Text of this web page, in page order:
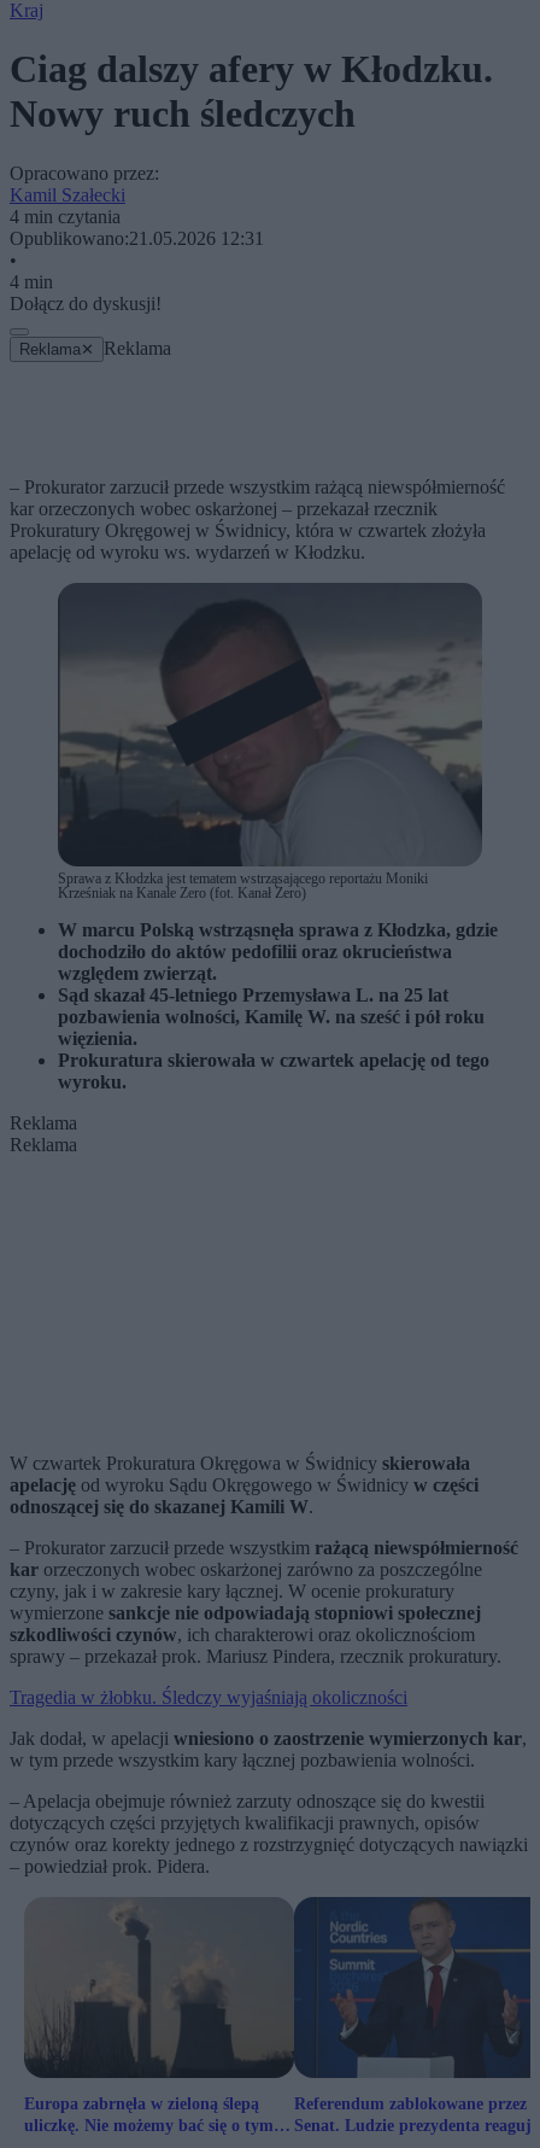
Kraj
Ciag dalszy afery w Kłodzku.
Nowy ruch śledczych
Opracowano przez:
Kamil Szałecki
4 min czytania
Opublikowano:21.05.2026 12:31
•
4 min
Dołącz do dyskusji!
Reklama ✕ Reklama
– Prokurator zarzucił przede wszystkim rażącą niewspółmierność
kar orzeczonych wobec oskarżonej – przekazał rzecznik
Prokuratury Okręgowej w Świdnicy, która w czwartek złożyła
apelację od wyroku ws. wydarzeń w Kłodzku.
Sprawa z Kłodzka jest tematem wstrząsającego reportażu Moniki
Krześniak na Kanale Zero (fot. Kanał Zero)
W marcu Polską wstrząsnęła sprawa z Kłodzka, gdzie
dochodziło do aktów pedofilii oraz okrucieństwa
względem zwierząt.
Sąd skazał 45-letniego Przemysława L. na 25 lat
pozbawienia wolności, Kamilę W. na sześć i pół roku
więzienia.
Prokuratura skierowała w czwartek apelację od tego
wyroku.
Reklama
Reklama
W czwartek Prokuratura Okręgowa w Świdnicy skierowała
apelację od wyroku Sądu Okręgowego w Świdnicy w części
odnoszącej się do skazanej Kamili W.
– Prokurator zarzucił przede wszystkim rażącą niewspółmierność
kar orzeczonych wobec oskarżonej zarówno za poszczególne
czyny, jak i w zakresie kary łącznej. W ocenie prokuratury
wymierzone sankcje nie odpowiadają stopniowi społecznej
szkodliwości czynów, ich charakterowi oraz okolicznościom
sprawy – przekazał prok. Mariusz Pindera, rzecznik prokuratury.
Tragedia w żłobku. Śledczy wyjaśniają okoliczności
Jak dodał, w apelacji wniesiono o zaostrzenie wymierzonych kar,
w tym przede wszystkim kary łącznej pozbawienia wolności.
– Apelacja obejmuje również zarzuty odnoszące się do kwestii
dotyczących części przyjętych kwalifikacji prawnych, opisów
czynów oraz korekty jednego z rozstrzygnięć dotyczących nawiązki
– powiedział prok. Pidera.
Europa zabrnęła w zieloną ślepą
uliczkę. Nie możemy bać się o tym
Referendum zablokowane przez
Senat. Ludzie prezydenta reagują